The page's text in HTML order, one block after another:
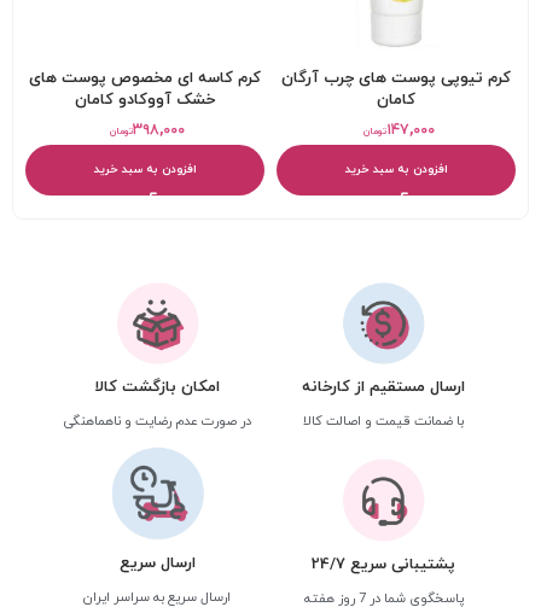
کرم تیوپی پوست های چرب آرگان
کامان
تومان۱۴۷,۰۰۰
افزودن به سبد خرید
کرم کاسه ای مخصوص پوست های
خشک آووکادو کامان
تومان۳۹۸,۰۰۰
افزودن به سبد خرید
ارسال مستقیم از کارخانه
با ضمانت قیمت و اصالت کالا
امکان بازگشت کالا
در صورت عدم رضایت و ناهماهنگی
پشتیبانی سریع 24/7
پاسخگوی شما در 7 روز هفته
ارسال سریع
ارسال سریع به سراسر ایران